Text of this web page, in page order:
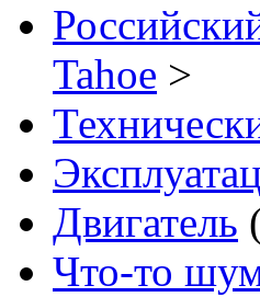
Tahoe >
Двигатель
Что-то